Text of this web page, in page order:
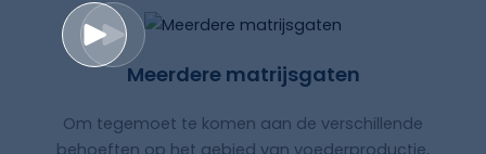
Meerdere matrijsgaten
Om tegemoet te komen aan de verschillende
behoeften op het gebied van voederproductie,